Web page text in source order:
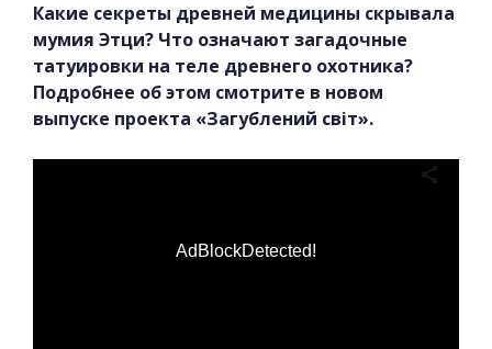
Какие секреты древней медицины скрывала
мумия Этци? Что означают загадочные
татуировки на теле древнего охотника?
Подробнее об этом смотрите в новом
выпуске проекта «Загублений світ».
AdBlockDetected!